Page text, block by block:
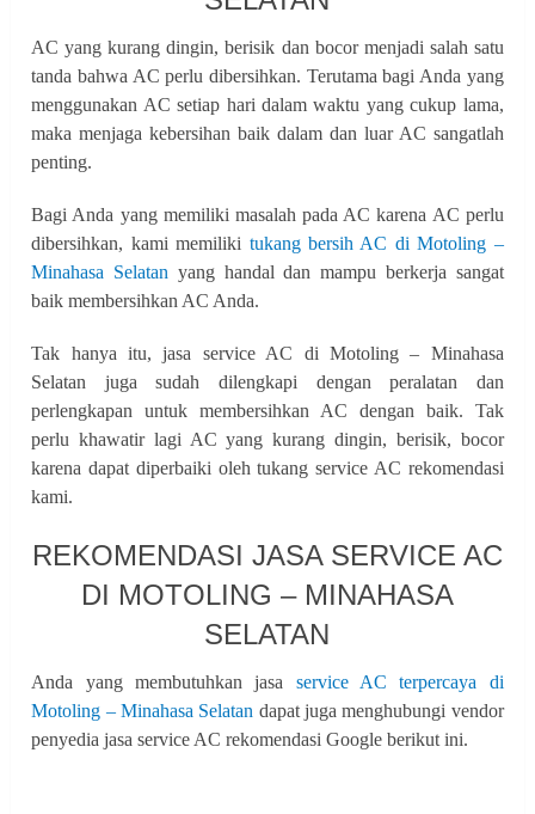
AC yang kurang dingin, berisik dan bocor menjadi salah satu
tanda bahwa AC perlu dibersihkan. Terutama bagi Anda yang
menggunakan AC setiap hari dalam waktu yang cukup lama,
maka menjaga kebersihan baik dalam dan luar AC sangatlah
penting.
Bagi Anda yang memiliki masalah pada AC karena AC perlu
dibersihkan, kami memiliki tukang bersih AC di Motoling –
Minahasa Selatan yang handal dan mampu berkerja sangat
baik membersihkan AC Anda.
Tak hanya itu, jasa service AC di Motoling – Minahasa
Selatan juga sudah dilengkapi dengan peralatan dan
perlengkapan untuk membersihkan AC dengan baik. Tak
perlu khawatir lagi AC yang kurang dingin, berisik, bocor
karena dapat diperbaiki oleh tukang service AC rekomendasi
kami.
REKOMENDASI JASA SERVICE AC
DI MOTOLING – MINAHASA
SELATAN
Anda yang membutuhkan jasa service AC terpercaya di
Motoling – Minahasa Selatan dapat juga menghubungi vendor
penyedia jasa service AC rekomendasi Google berikut ini.